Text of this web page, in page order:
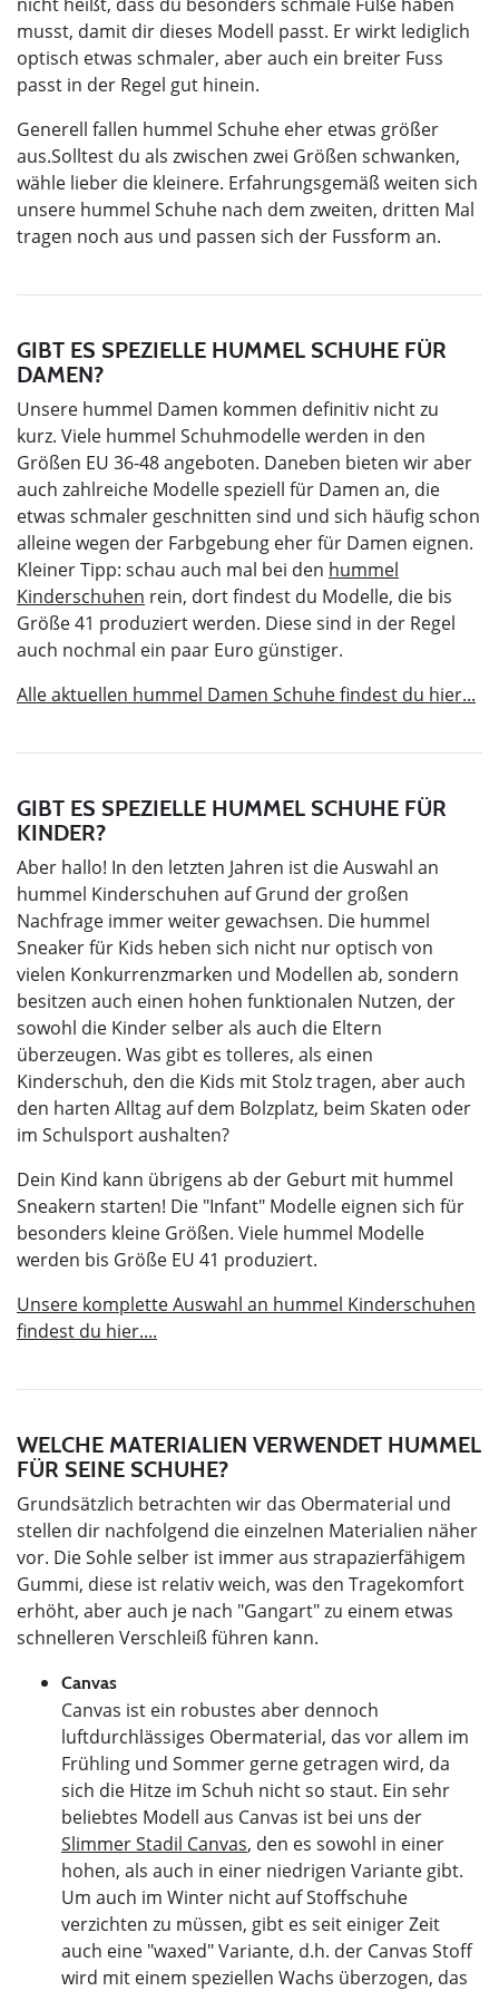
musst, damit dir dieses Modell passt. Er wirkt lediglich
optisch etwas schmaler, aber auch ein breiter Fuss
passt in der Regel gut hinein.
Generell fallen hummel Schuhe eher etwas größer
aus.Solltest du als zwischen zwei Größen schwanken,
wähle lieber die kleinere. Erfahrungsgemäß weiten sich
unsere hummel Schuhe nach dem zweiten, dritten Mal
tragen noch aus und passen sich der Fussform an.
GIBT ES SPEZIELLE HUMMEL SCHUHE FÜR
DAMEN?
Unsere hummel Damen kommen definitiv nicht zu
kurz. Viele hummel Schuhmodelle werden in den
Größen EU 36-48 angeboten. Daneben bieten wir aber
auch zahlreiche Modelle speziell für Damen an, die
etwas schmaler geschnitten sind und sich häufig schon
alleine wegen der Farbgebung eher für Damen eignen.
Kleiner Tipp: schau auch mal bei den hummel
Kinderschuhen rein, dort findest du Modelle, die bis
Größe 41 produziert werden. Diese sind in der Regel
auch nochmal ein paar Euro günstiger.
Alle aktuellen hummel Damen Schuhe findest du hier...
GIBT ES SPEZIELLE HUMMEL SCHUHE FÜR
KINDER?
Aber hallo! In den letzten Jahren ist die Auswahl an
hummel Kinderschuhen auf Grund der großen
Nachfrage immer weiter gewachsen. Die hummel
Sneaker für Kids heben sich nicht nur optisch von
vielen Konkurrenzmarken und Modellen ab, sondern
besitzen auch einen hohen funktionalen Nutzen, der
sowohl die Kinder selber als auch die Eltern
überzeugen. Was gibt es tolleres, als einen
Kinderschuh, den die Kids mit Stolz tragen, aber auch
den harten Alltag auf dem Bolzplatz, beim Skaten oder
im Schulsport aushalten?
Dein Kind kann übrigens ab der Geburt mit hummel
Sneakern starten! Die "Infant" Modelle eignen sich für
besonders kleine Größen. Viele hummel Modelle
werden bis Größe EU 41 produziert.
Unsere komplette Auswahl an hummel Kinderschuhen
findest du hier....
WELCHE MATERIALIEN VERWENDET HUMMEL
FÜR SEINE SCHUHE?
Grundsätzlich betrachten wir das Obermaterial und
stellen dir nachfolgend die einzelnen Materialien näher
vor. Die Sohle selber ist immer aus strapazierfähigem
Gummi, diese ist relativ weich, was den Tragekomfort
erhöht, aber auch je nach "Gangart" zu einem etwas
schnelleren Verschleiß führen kann.
Canvas
Canvas ist ein robustes aber dennoch
luftdurchlässiges Obermaterial, das vor allem im
Frühling und Sommer gerne getragen wird, da
sich die Hitze im Schuh nicht so staut. Ein sehr
beliebtes Modell aus Canvas ist bei uns der
Slimmer Stadil Canvas, den es sowohl in einer
hohen, als auch in einer niedrigen Variante gibt.
Um auch im Winter nicht auf Stoffschuhe
verzichten zu müssen, gibt es seit einiger Zeit
auch eine "waxed" Variante, d.h. der Canvas Stoff
wird mit einem speziellen Wachs überzogen, das